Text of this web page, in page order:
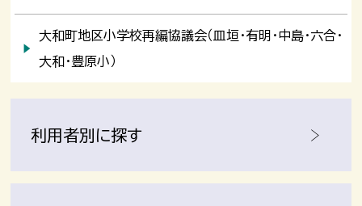
大和町地区小学校再編協議会（皿垣・有明・中島・六合・
大和・豊原小）
利用者別に探す